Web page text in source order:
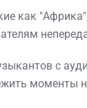
как
с
моменты